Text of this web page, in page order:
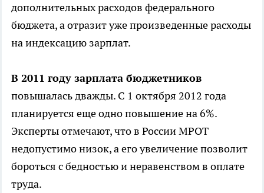
дополнительных расходов федерального
бюджета, а отразит уже произведенные расходы
на индексацию зарплат.
В 2011 году зарплата бюджетников
повышалась дважды. С 1 октября 2012 года
планируется еще одно повышение на 6%.
Эксперты отмечают, что в России МРОТ
недопустимо низок, а его увеличение позволит
бороться с бедностью и неравенством в оплате
труда.